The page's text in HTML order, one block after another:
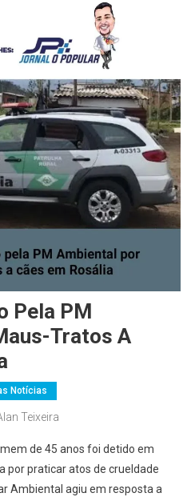
Pela PM
Tratos A
Notícias
Teixeira
de 45 anos foi detido em
por praticar atos de crueldade
Ambiental agiu em resposta a